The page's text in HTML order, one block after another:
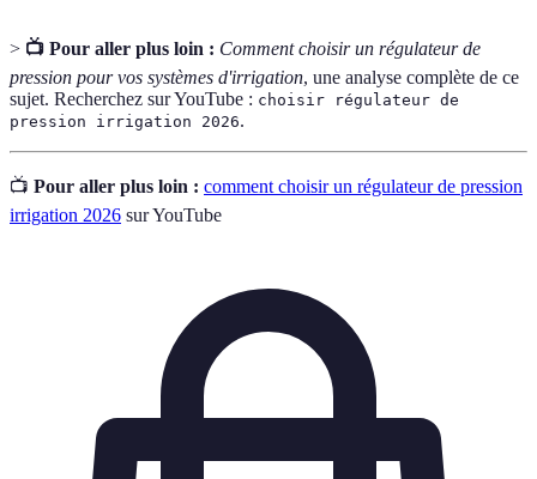
> 📺 Pour aller plus loin : Comment choisir un régulateur de
pression pour vos systèmes d'irrigation, une analyse complète de ce
sujet. Recherchez sur YouTube : choisir régulateur de
pression irrigation 2026.
📺 Pour aller plus loin : comment choisir un régulateur de pression
irrigation 2026 sur YouTube